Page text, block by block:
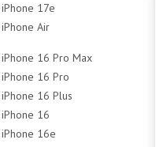
1Tb
2Tb
512Gb
1Tb
256Gb
512Gb
iPhone 17e
256Gb
iPhone Air
iPhone 16 Pro Max
256Gb
512Gb
1Tb
Чехлы
iPhone 16 Pro
128Gb
256Gb
512Gb
iPhone 16 Plus
128Gb
256Gb
iPhone 16
128Gb
iPhone 16e